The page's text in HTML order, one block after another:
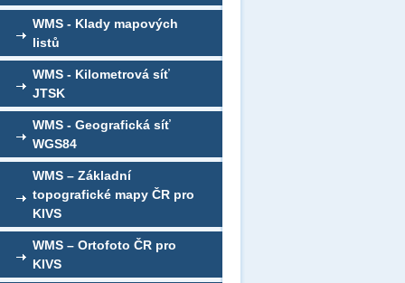
WMS - Klady mapových
listů
WMS - Kilometrová síť
JTSK
WMS - Geografická síť
WGS84
WMS – Základní
topografické mapy ČR pro
KIVS
WMS – Ortofoto ČR pro
KIVS